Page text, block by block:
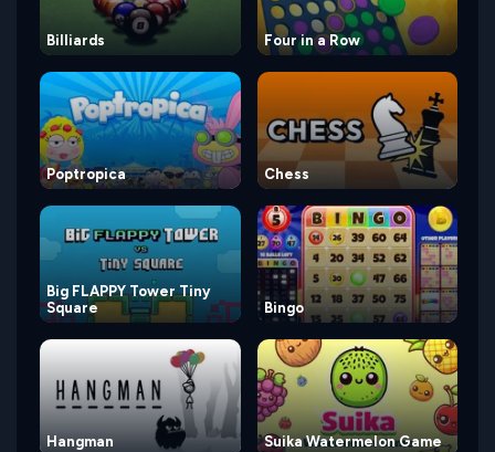
Billiards Four in a Row
Poptropica Chess
Big FLAPPY Tower Tiny
Square
Bingo
Hangman Suika Watermelon Game